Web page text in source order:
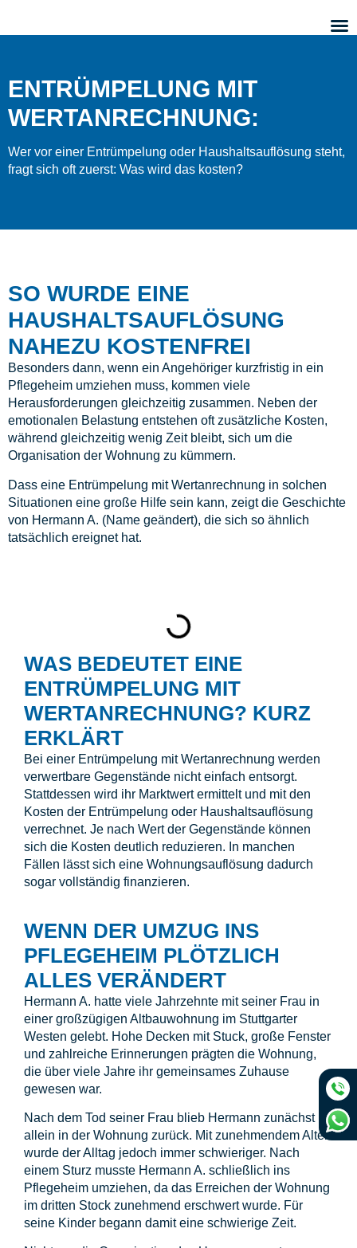
ENTRÜMPELUNG MIT
WERTANRECHNUNG:
Wer vor einer Entrümpelung oder Haushaltsauflösung steht,
fragt sich oft zuerst: Was wird das kosten?
SO WURDE EINE
HAUSHALTSAUFLÖSUNG
NAHEZU KOSTENFREI
Besonders dann, wenn ein Angehöriger kurzfristig in ein
Pflegeheim umziehen muss, kommen viele
Herausforderungen gleichzeitig zusammen. Neben der
emotionalen Belastung entstehen oft zusätzliche Kosten,
während gleichzeitig wenig Zeit bleibt, sich um die
Organisation der Wohnung zu kümmern.
Dass eine Entrümpelung mit Wertanrechnung in solchen
Situationen eine große Hilfe sein kann, zeigt die Geschichte
von Hermann A. (Name geändert), die sich so ähnlich
tatsächlich ereignet hat.
WAS BEDEUTET EINE
ENTRÜMPELUNG MIT
WERTANRECHNUNG? KURZ
ERKLÄRT
Bei einer Entrümpelung mit Wertanrechnung werden
verwertbare Gegenstände nicht einfach entsorgt.
Stattdessen wird ihr Marktwert ermittelt und mit den
Kosten der Entrümpelung oder Haushaltsauflösung
verrechnet. Je nach Wert der Gegenstände können
sich die Kosten deutlich reduzieren. In manchen
Fällen lässt sich eine Wohnungsauflösung dadurch
sogar vollständig finanzieren.
WENN DER UMZUG INS
PFLEGEHEIM PLÖTZLICH
ALLES VERÄNDERT
Hermann A. hatte viele Jahrzehnte mit seiner Frau in
einer großzügigen Altbauwohnung im Stuttgarter
Westen gelebt. Hohe Decken mit Stuck, große Fenster
und zahlreiche Erinnerungen prägten die Wohnung,
die über viele Jahre ihr gemeinsames Zuhause
gewesen war.
Nach dem Tod seiner Frau blieb Hermann zunächst
allein in der Wohnung zurück. Mit zunehmendem Alter
wurde der Alltag jedoch immer schwieriger. Nach
einem Sturz musste Hermann A. schließlich ins
Pflegeheim umziehen, da das Erreichen der Wohnung
im dritten Stock zunehmend erschwert wurde. Für
seine Kinder begann damit eine schwierige Zeit.